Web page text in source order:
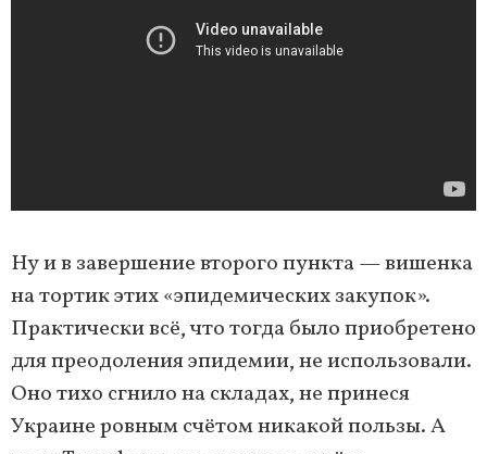
Ну и в завершение второго пункта — вишенка
на тортик этих «эпидемических закупок».
Практически всё, что тогда было приобретено
для преодоления эпидемии, не использовали.
Оно тихо сгнило на складах, не принеся
Украине ровным счётом никакой пользы. А